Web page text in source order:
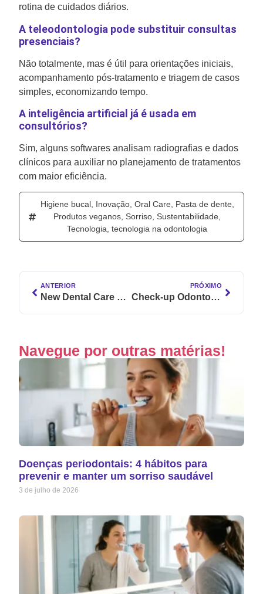
rotina de cuidados diários.
A teleodontologia pode substituir consultas
presenciais?
Não totalmente, mas é útil para orientações iniciais,
acompanhamento pós-tratamento e triagem de casos
simples, economizando tempo.
A inteligência artificial já é usada em
consultórios?
Sim, alguns softwares analisam radiografias e dados
clínicos para auxiliar no planejamento de tratamentos
com maior eficiência.
Higiene bucal, Inovação, Oral Care, Pasta de dente,
Produtos veganos, Sorriso, Sustentabilidade,
Tecnologia, tecnologia na odontologia
ANTERIOR
New Dental Care e Edel White fecham parceria estratégica global
PRÓXIMO
Check-up Odontológico para Prevenção de Doenças Peri-Implantares
Navegue por outras matérias!
Doenças periodontais: 4 hábitos para
prevenir e manter um sorriso saudável
3 de julho de 2026